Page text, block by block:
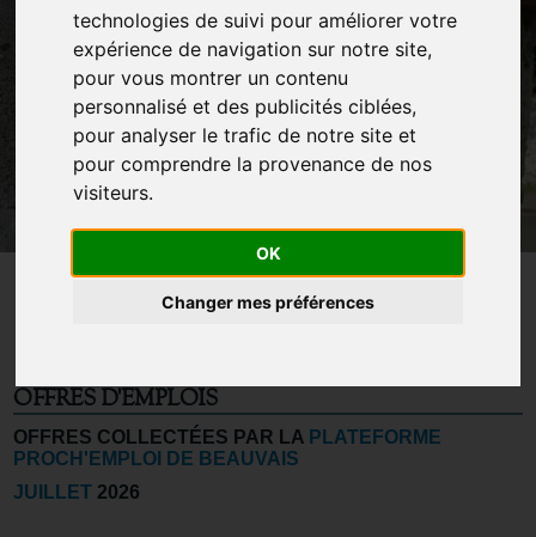
technologies de suivi pour améliorer votre
expérience de navigation sur notre site,
pour vous montrer un contenu
personnalisé et des publicités ciblées,
pour analyser le trafic de notre site et
pour comprendre la provenance de nos
visiteurs.
OK
Changer mes préférences
OFFRES D'EMPLOIS
OFFRES COLLECTÉES PAR LA PLATEFORME
PROCH'EMPLOI DE BEAUVAIS
JUILLET 2026